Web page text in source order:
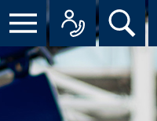
Menü Alle